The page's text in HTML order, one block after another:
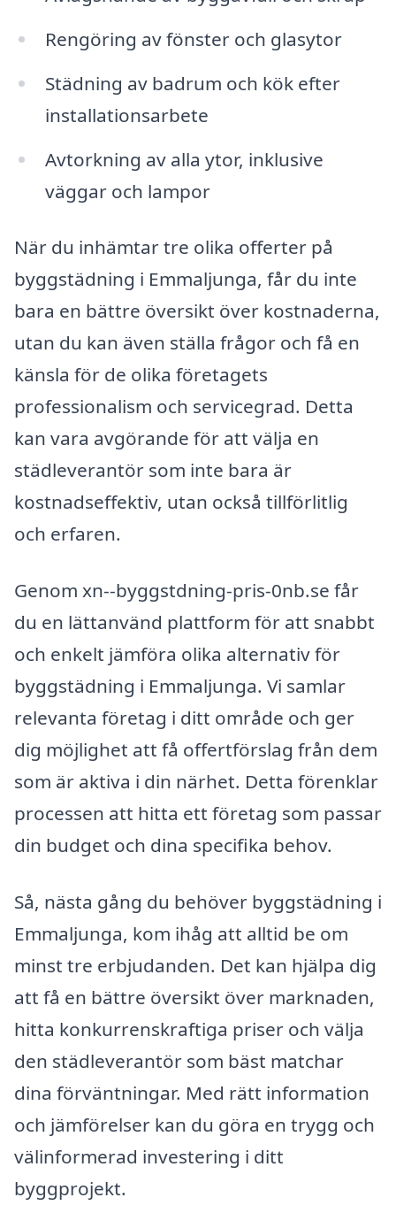
Rengöring av fönster och glasytor
Städning av badrum och kök efter
installationsarbete
Avtorkning av alla ytor, inklusive
väggar och lampor
När du inhämtar tre olika offerter på
byggstädning i Emmaljunga, får du inte
bara en bättre översikt över kostnaderna,
utan du kan även ställa frågor och få en
känsla för de olika företagets
professionalism och servicegrad. Detta
kan vara avgörande för att välja en
städleverantör som inte bara är
kostnadseffektiv, utan också tillförlitlig
och erfaren.
Genom xn--byggstdning-pris-0nb.se får
du en lättanvänd plattform för att snabbt
och enkelt jämföra olika alternativ för
byggstädning i Emmaljunga. Vi samlar
relevanta företag i ditt område och ger
dig möjlighet att få offertförslag från dem
som är aktiva i din närhet. Detta förenklar
processen att hitta ett företag som passar
din budget och dina specifika behov.
Så, nästa gång du behöver byggstädning i
Emmaljunga, kom ihåg att alltid be om
minst tre erbjudanden. Det kan hjälpa dig
att få en bättre översikt över marknaden,
hitta konkurrenskraftiga priser och välja
den städleverantör som bäst matchar
dina förväntningar. Med rätt information
och jämförelser kan du göra en trygg och
välinformerad investering i ditt
byggprojekt.